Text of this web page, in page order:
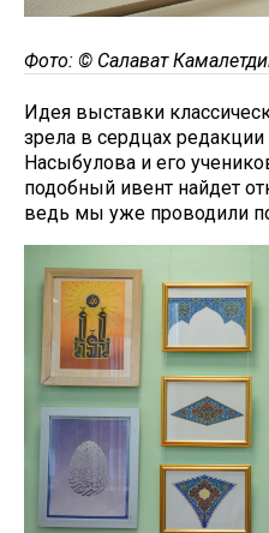
Фото: © Салават
Идея выставки
зрела в сердцах
Насыбулова и его
подобный ивент найдет
ведь мы уже проводили